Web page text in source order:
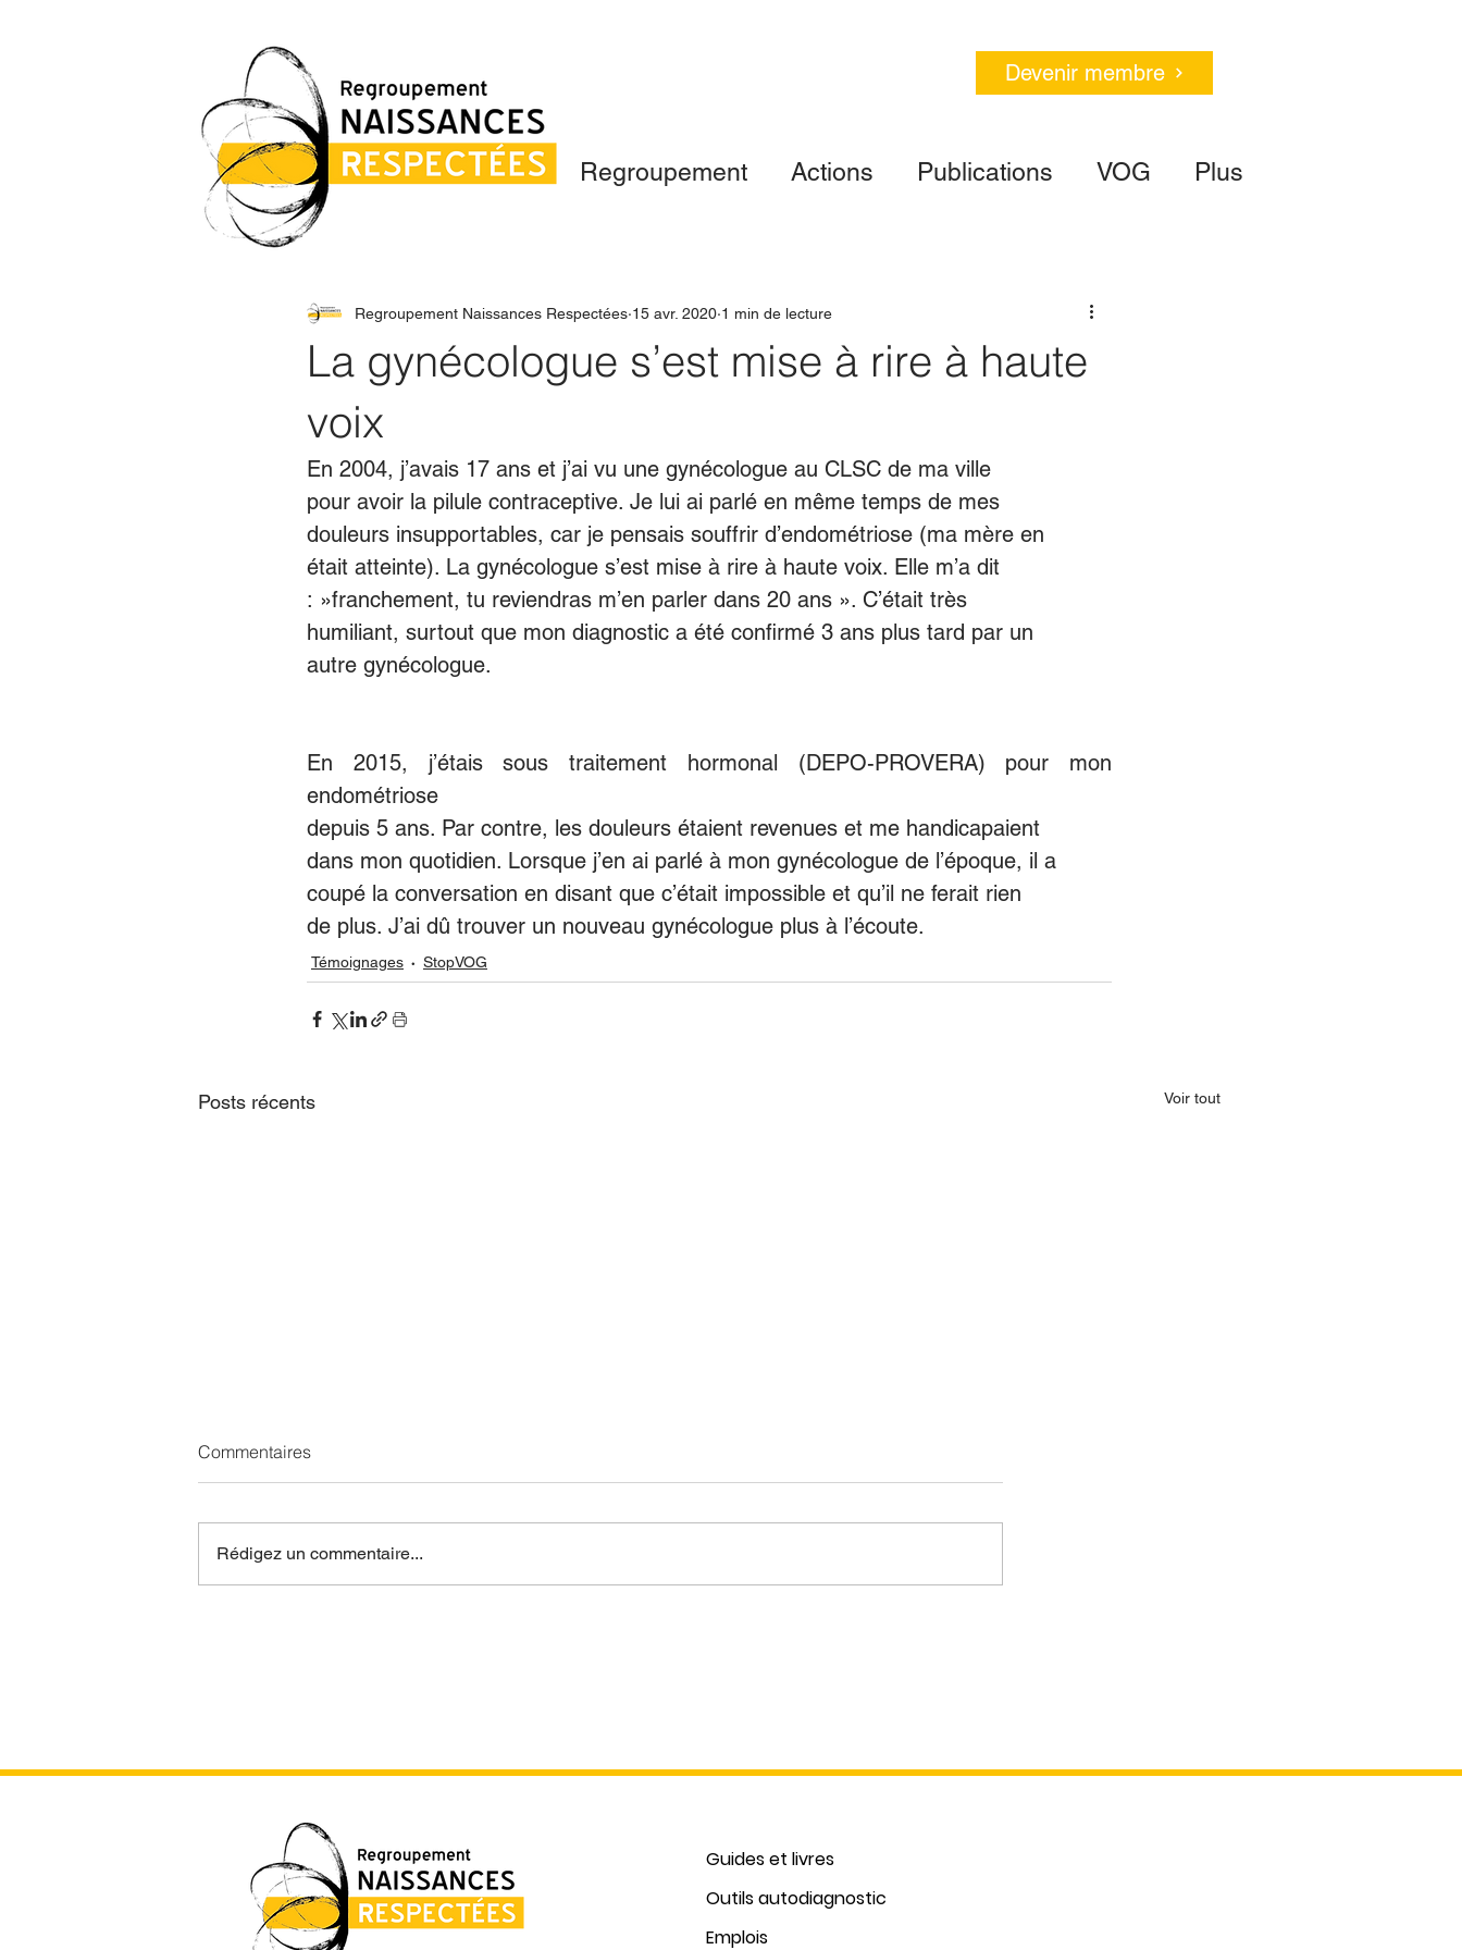
Regroupement Actions Publications VOG Plus
Devenir membre
La gynécologue s’est mise à rire à haute
voix
Regroupement Naissances Respectées 15 avr. 2020 1 min de lecture
En 2004, j’avais 17 ans et j’ai vu une gynécologue au CLSC de ma ville
pour avoir la pilule contraceptive. Je lui ai parlé en même temps de mes
douleurs insupportables, car je pensais souffrir d’endométriose (ma mère en
était atteinte). La gynécologue s’est mise à rire à haute voix. Elle m’a dit
: »franchement, tu reviendras m’en parler dans 20 ans ». C’était très
humiliant, surtout que mon diagnostic a été confirmé 3 ans plus tard par un
autre gynécologue.
En 2015, j’étais sous traitement hormonal (DEPO-PROVERA) pour mon
endométriose
depuis 5 ans. Par contre, les douleurs étaient revenues et me handicapaient
dans mon quotidien. Lorsque j’en ai parlé à mon gynécologue de l’époque, il a
coupé la conversation en disant que c’était impossible et qu’il ne ferait rien
de plus. J’ai dû trouver un nouveau gynécologue plus à l’écoute.
Témoignages StopVOG
Posts récents Voir tout
Commentaires
Rédigez un commentaire...
Guides et livres
Outils autodiagnostic
Emplois